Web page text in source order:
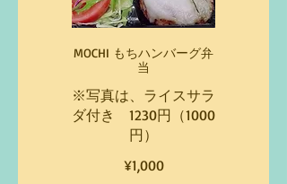
MOCHI もちハンバーグ弁
当
※写真は、ライスサラ
ダ付き 1230円（1000
円）
¥1,000